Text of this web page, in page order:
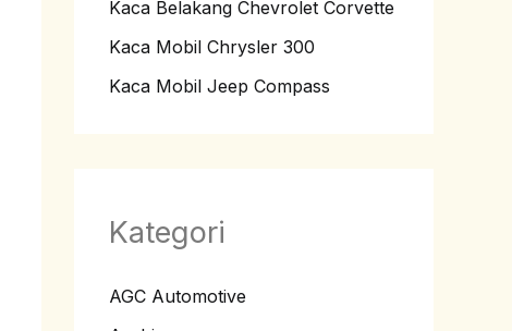
Kaca Belakang Chevrolet Corvette
Kaca Mobil Chrysler 300
Kaca Mobil Jeep Compass
Kategori
AGC Automotive